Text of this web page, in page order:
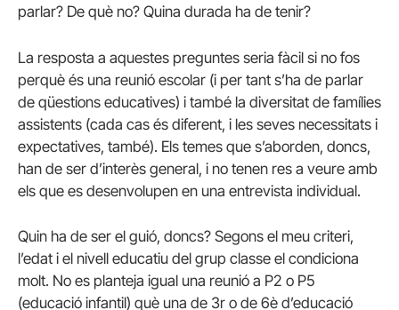
parlar? De què no? Quina durada ha de tenir?
La resposta a aquestes preguntes seria fàcil si no fos
perquè és una reunió escolar (i per tant s’ha de parlar
de qüestions educatives) i també la diversitat de famílies
assistents (cada cas és diferent, i les seves necessitats i
expectatives, també). Els temes que s’aborden, doncs,
han de ser d’interès general, i no tenen res a veure amb
els que es desenvolupen en una entrevista individual.
Quin ha de ser el guió, doncs? Segons el meu criteri,
l’edat i el nivell educatiu del grup classe el condiciona
molt. No es planteja igual una reunió a P2 o P5
(educació infantil) què una de 3r o de 6è d’educació